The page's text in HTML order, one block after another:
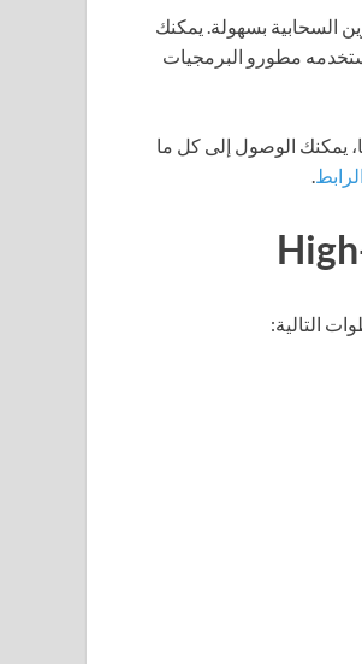
السحابية بسهولة. يمكنك
مطورو البرمجيات
يمكنك الوصول إلى كل ما
التالية: